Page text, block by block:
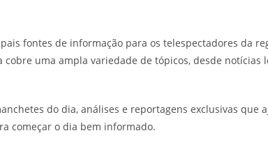
fontes de informação para os telespectadores da
uma ampla variedade de tópicos, desde notícias
do dia, análises e reportagens exclusivas que
começar o dia bem informado.